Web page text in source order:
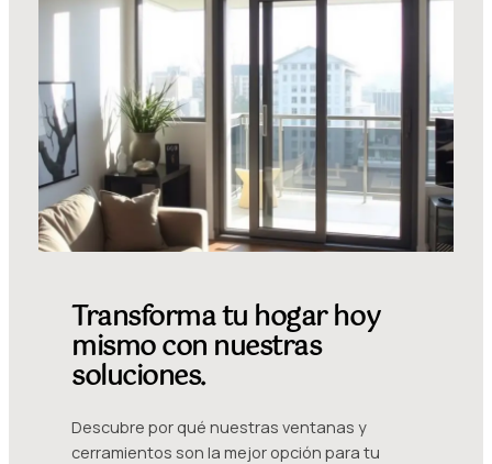
Transforma tu hogar hoy
mismo con nuestras
soluciones.
Descubre por qué nuestras ventanas y
cerramientos son la mejor opción para tu